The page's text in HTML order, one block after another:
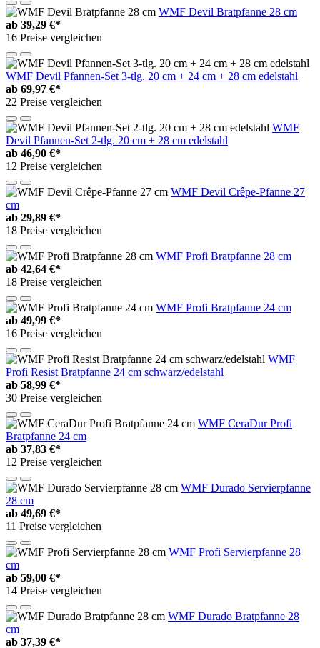
WMF Devil Bratpfanne 28 cm
ab 39,29 €*
16 Preise vergleichen
WMF Devil Pfannen-Set 3-tlg. 20 cm + 24 cm + 28 cm edelstahl
ab 69,97 €*
22 Preise vergleichen
WMF
Devil Pfannen-Set 2-tlg. 20 cm + 28 cm edelstahl
ab 46,90 €*
12 Preise vergleichen
WMF Devil Crêpe-Pfanne 27
cm
ab 29,89 €*
18 Preise vergleichen
WMF Profi Bratpfanne 28 cm
ab 42,64 €*
18 Preise vergleichen
WMF Profi Bratpfanne 24 cm
ab 49,99 €*
16 Preise vergleichen
WMF
Profi Resist Bratpfanne 24 cm schwarz/edelstahl
ab 58,99 €*
30 Preise vergleichen
WMF CeraDur Profi
Bratpfanne 24 cm
ab 37,83 €*
12 Preise vergleichen
WMF Durado Servierpfanne
28 cm
ab 49,69 €*
11 Preise vergleichen
WMF Profi Servierpfanne 28
cm
ab 59,00 €*
14 Preise vergleichen
WMF Durado Bratpfanne 28
cm
ab 37,39 €*